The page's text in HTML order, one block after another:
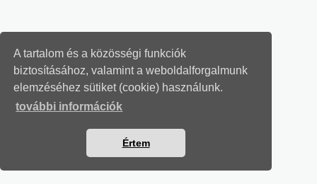
A tartalom és a közösségi funkciók
biztosításához, valamint a weboldalforgalmunk
elemzéséhez sütiket (cookie) használunk.
további információk
Értem